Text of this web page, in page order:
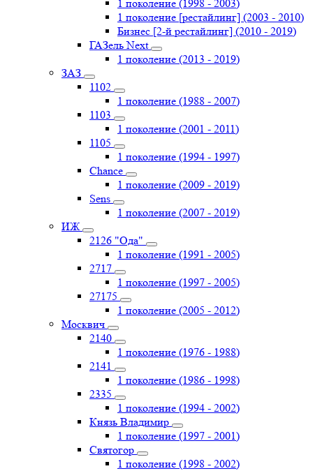
1 поколение (1998 - 2003)
1 поколение [рестайлинг] (2003 - 2010)
Бизнес [2-й рестайлинг] (2010 - 2019)
ГАЗель Next
1 поколение (2013 - 2019)
ЗАЗ
1102
1 поколение (1988 - 2007)
1103
1 поколение (2001 - 2011)
1105
1 поколение (1994 - 1997)
Chance
1 поколение (2009 - 2019)
Sens
1 поколение (2007 - 2019)
ИЖ
2126 "Ода"
1 поколение (1991 - 2005)
2717
1 поколение (1997 - 2005)
27175
1 поколение (2005 - 2012)
Москвич
2140
1 поколение (1976 - 1988)
2141
1 поколение (1986 - 1998)
2335
1 поколение (1994 - 2002)
Князь Владимир
1 поколение (1997 - 2001)
Святогор
1 поколение (1998 - 2002)